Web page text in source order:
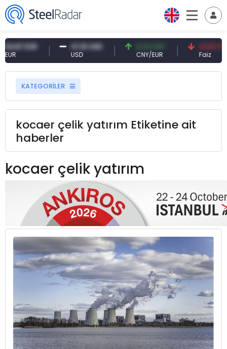
47,61 USD
USD
0,13 CNY
CNY/EUR
41,53 TRY
Faiz
KATEGORİLER
kocaer çelik yatırım Etiketine ait
haberler
kocaer çelik yatırım